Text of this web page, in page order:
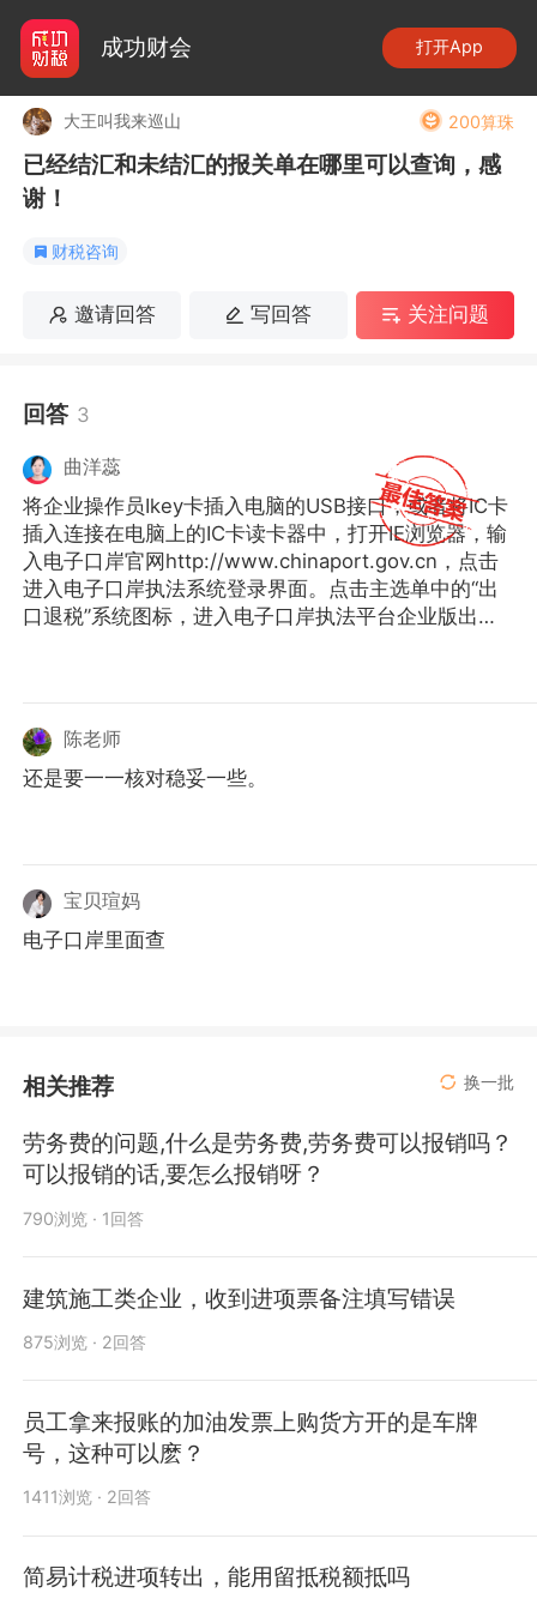
成功财会 打开App
大王叫我来巡山 200算珠
已经结汇和未结汇的报关单在哪里可以查询，感
谢！
财税咨询
邀请回答 写回答 关注问题
回答 3
曲洋蕊
将企业操作员Ikey卡插入电脑的USB接口，或者将IC卡
插入连接在电脑上的IC卡读卡器中，打开IE浏览器，输
入电子口岸官网http://www.chinaport.gov.cn，点击
进入电子口岸执法系统登录界面。点击主选单中的“出
口退税”系统图标，进入电子口岸执法平台企业版出口
陈老师
还是要一一核对稳妥一些。
宝贝瑄妈
电子口岸里面查
相关推荐 换一批
劳务费的问题,什么是劳务费,劳务费可以报销吗？
可以报销的话,要怎么报销呀？
790浏览 · 1回答
建筑施工类企业，收到进项票备注填写错误
875浏览 · 2回答
员工拿来报账的加油发票上购货方开的是车牌
号，这种可以麽？
1411浏览 · 2回答
简易计税进项转出，能用留抵税额抵吗